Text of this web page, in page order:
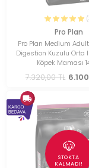
Pro Plan
Pro Plan Medium
Digestion Kuzulu Orta
Köpek Maması
7.320,00 TL
STOKTA
KALMADI!